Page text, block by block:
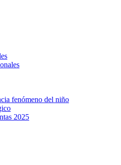
fenómeno del niño
2025